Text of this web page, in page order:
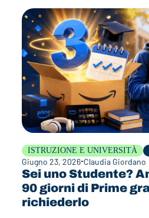
ISTRUZIONE E UNIVERSITÀ
Giugno 23, 2026 Claudia Giordano
Sei uno Studente?
90 giorni di Prime
richiederlo